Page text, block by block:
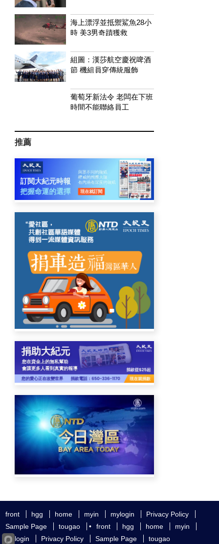
海上漂浮並抵禦鯊魚28小
時 美3男奇蹟獲救
組圖：漢莎航空慶祝啤酒
節 機組員穿傳統服飾
葡萄牙新法令 老闆在下班
時間不能聯絡員工
推薦
front hgg home myin mylogin
Privacy Policy
Sample Page
tougao • front hgg home
myin
mylogin
Privacy Policy Sample Page tougao